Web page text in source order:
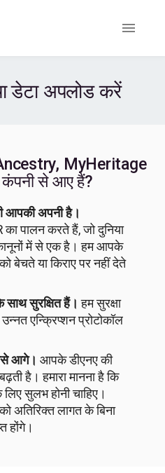
डेटा अपलोड करें
MyHeritage
कंपनी से आए हैं?
आपकी अपनी है।
पालन करते हैं, जो दुनिया
में से एक है। हम आपके
बेचते या किराए पर नहीं देते
सुरक्षित हैं। हम सुरक्षा
एन्क्रिप्शन प्रोटोकॉल
आगे। आपके डीएनए की
है। हमारा मानना ​​है कि
सुलभ होनी चाहिए।
लागत के बिना
होंगे।